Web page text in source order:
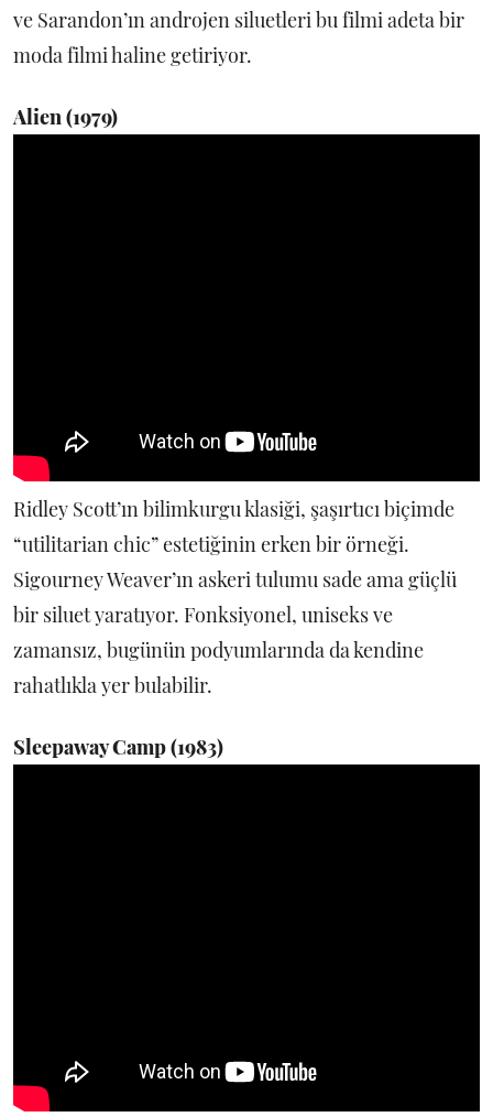
ve Sarandon’ın androjen siluetleri bu filmi adeta bir
moda filmi haline getiriyor.
Alien (1979)
Ridley Scott’ın bilimkurgu klasiği, şaşırtıcı biçimde
“utilitarian chic” estetiğinin erken bir örneği.
Sigourney Weaver’ın askeri tulumu sade ama güçlü
bir siluet yaratıyor. Fonksiyonel, uniseks ve
zamansız, bugünün podyumlarında da kendine
rahatlıkla yer bulabilir.
Sleepaway Camp (1983)